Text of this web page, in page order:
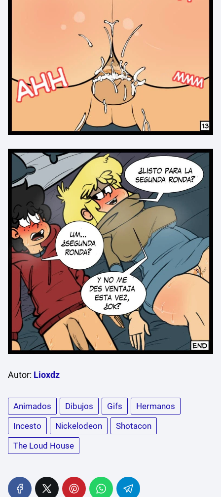
Autor: Lioxdz
Animados Dibujos Gifs
Hermanos
Incesto
Nickelodeon
Shotacon
The Loud House